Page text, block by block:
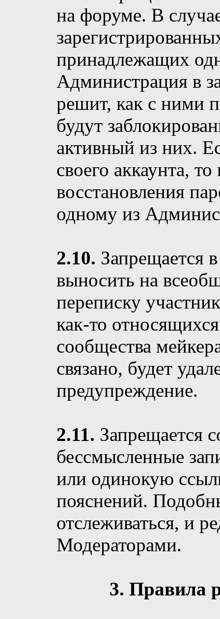
на форуме. В
принадлежащих
Администрация в
решит, как с ними
будут
активный из них.
своего аккаунта,
восстановления
одному из
2.10. Запрещается
выносить на
переписку
как-то
сообщества
связано, будет
предупреждение.
2.11. Запрещается
бессмысленные
или одинокую
пояснений.
отслеживаться, и
Модераторами.
3. Правила